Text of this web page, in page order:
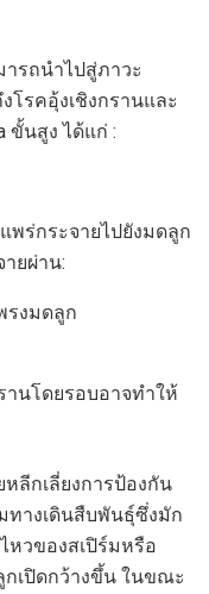
ารถนำไปสู่ภาวะ
รคอุ้งเชิงกรานและ
ขั้นสูง ได้แก่ :
พร่กระจายไปยังมดลูก
ยผ่าน:
รงมดลูก
านโดยรอบอาจทำให้
ลีกเลี่ยงการป้องกัน
ทางเดินสืบพันธุ์ซึ่งมัก
หวของสเปิร์มหรือ
กเปิดกว้างขึ้น ในขณะ